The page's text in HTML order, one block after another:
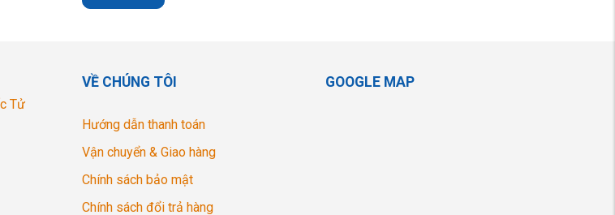
Tử
VỀ CHÚNG TÔI
Hướng dẫn thanh toán
Vận chuyển & Giao hàng
Chính sách bảo mật
Chính sách đổi trả hàng
GOOGLE MAP